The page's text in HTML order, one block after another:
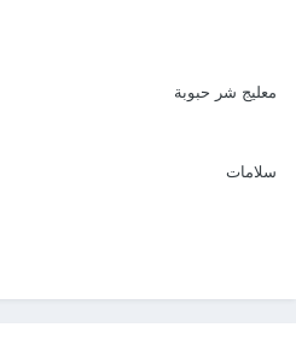
معليج شر حبوبة
سلامات